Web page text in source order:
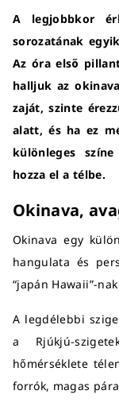
A legjobbkor
sorozatának
Az óra első
halljuk az
zaját, szinte
alatt, és ha ez
különleges
hozza el a télbe.
Okinava,
Okinava egy
hangulata és
“japán Hawaii”-
A legdélebbi
a Rjúkjú-
hőmérséklete
forrók, magas